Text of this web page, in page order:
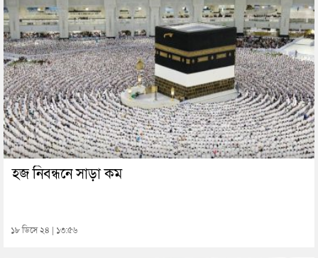
হজ নিবন্ধনে সাড়া কম
১৮ ডিসে ২৪ | ১৩:৫৬